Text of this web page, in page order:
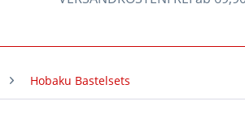
Hobaku Bastelsets